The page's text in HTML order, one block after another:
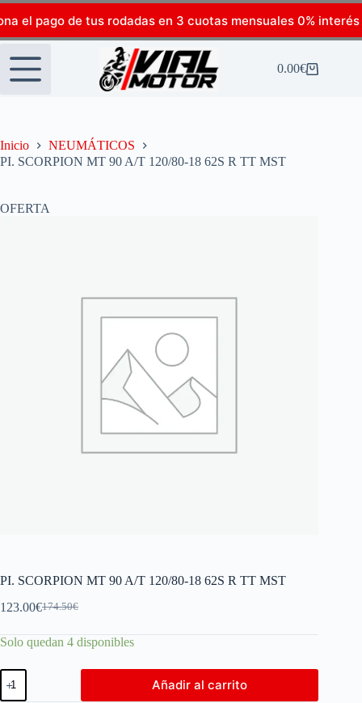
el pago de tus rodadas en 3 cuotas mensuales 0% interés
0.00€
Inicio
NEUMÁTICOS
PI. SCORPION MT 90 A/T 120/80-18 62S R TT MST
OFERTA
PI. SCORPION MT 90 A/T 120/80-18 62S R TT MST
174.50€
123.00€
Solo quedan 4 disponibles
Añadir al carrito